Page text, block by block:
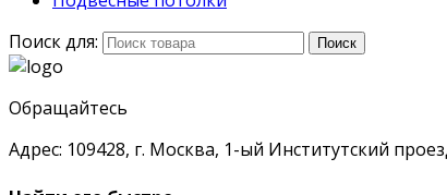
Поиск для:
Поиск
Обращайтесь
Адрес: 109428, г. Москва, 1-ый Институтский